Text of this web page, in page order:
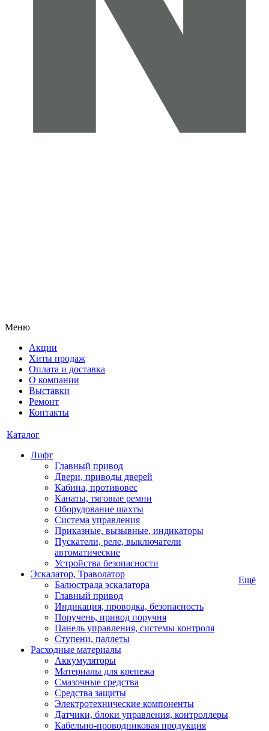
Меню
Акции
Хиты продаж
Оплата и доставка
О компании
Выставки
Ремонт
Контакты
Каталог
Лифт
Главный привод
Двери, приводы дверей
Кабина, противовес
Канаты, тяговые ремни
Оборудование шахты
Система управления
Приказные, вызывные, индикаторы
Пускатели, реле, выключатели
автоматические
Устройства безопасности
Эскалатор, Траволатор
Балюстрада эскалатора
Главный привод
Индикация, проводка, безопасность
Поручень, привод поручня
Панель управления, системы контроля
Ступени, паллеты
Расходные материалы
Аккумуляторы
Материалы для крепежа
Смазочные средства
Средства защиты
Электротехнические компоненты
Датчики, блоки управления, контроллеры
Кабельно-проводниковая продукция
Ещё